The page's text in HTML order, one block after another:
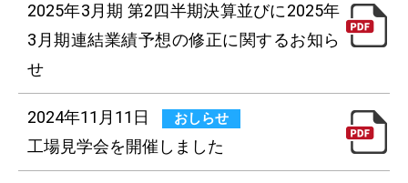
2025年3月期 第2四半期決算並びに2025年
3月期連結業績予想の修正に関するお知ら
せ
2024年11月11日 おしらせ
工場見学会を開催しました